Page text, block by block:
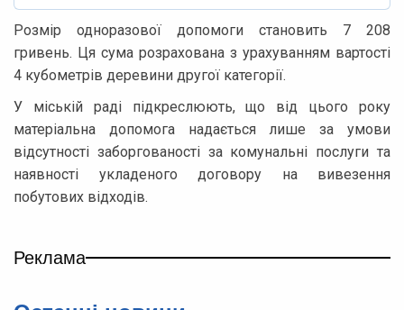
Розмір одноразової допомоги становить 7 208
гривень. Ця сума розрахована з урахуванням вартості
4 кубометрів деревини другої категорії.
У міській раді підкреслюють, що від цього року
матеріальна допомога надається лише за умови
відсутності заборгованості за комунальні послуги та
наявності укладеного договору на вивезення
побутових відходів.
Реклама